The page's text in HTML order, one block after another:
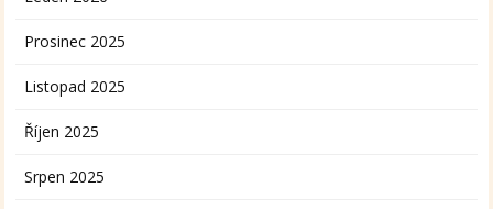
Prosinec 2025
Listopad 2025
Říjen 2025
Srpen 2025